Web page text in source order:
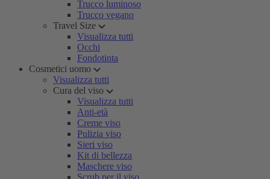
Trucco luminoso
Trucco vegano
Travel Size
Visualizza tutti
Occhi
Fondotinta
Cosmetici uomo
Visualizza tutti
Cura del viso
Visualizza tutti
Anti-età
Creme viso
Pulizia viso
Sieri viso
Kit di bellezza
Maschere viso
Scrub per il viso